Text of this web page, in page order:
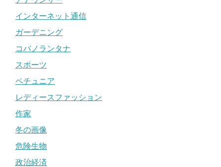
インターネット通信
ガーデニング
コバノランタナ
スポーツ
ペチュニア
レディースファッション
作家
冬の画像
危険生物
政治経済